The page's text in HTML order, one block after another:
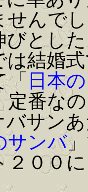
せんで
びとし
は結婚
日本
定番な
バサン
サンバ
２００